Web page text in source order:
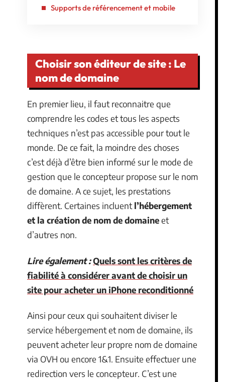
Supports de référencement et mobile
Choisir son éditeur de site : Le
nom de domaine
En premier lieu, il faut reconnaitre que
comprendre les codes et tous les aspects
techniques n’est pas accessible pour tout le
monde. De ce fait, la moindre des choses
c’est déjà d’être bien informé sur le mode de
gestion que le concepteur propose sur le nom
de domaine. A ce sujet, les prestations
diffèrent. Certaines incluent l’hébergement
et la création de nom de domaineet
d’autres non.
Lire également :Quels sont les critères de
fiabilité à considérer avant de choisir un
site pour acheter un iPhone reconditionné
Ainsi pour ceux qui souhaitent diviser le
service hébergement et nom de domaine, ils
peuvent acheter leur propre nom de domaine
via OVH ou encore 1&1. Ensuite effectuer une
redirection vers le concepteur. C’est une